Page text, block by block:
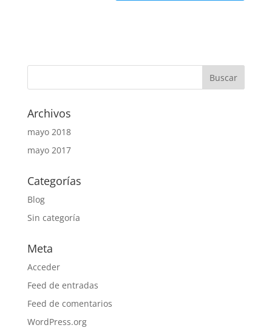
Archivos
mayo 2018
mayo 2017
Categorías
Blog
Sin categoría
Meta
Acceder
Feed de entradas
Feed de comentarios
WordPress.org